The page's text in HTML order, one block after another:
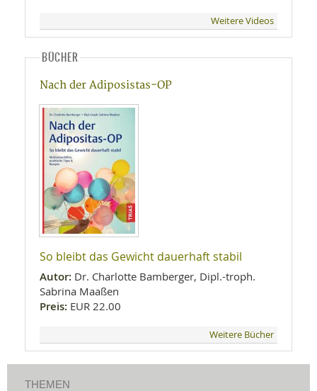
Weitere Videos
BÜCHER
Nach der Adiposistas-OP
So bleibt das Gewicht dauerhaft stabil
Autor: Dr. Charlotte Bamberger, Dipl.-troph.
Sabrina Maaßen
Preis: EUR 22.00
Weitere Bücher
THEMEN